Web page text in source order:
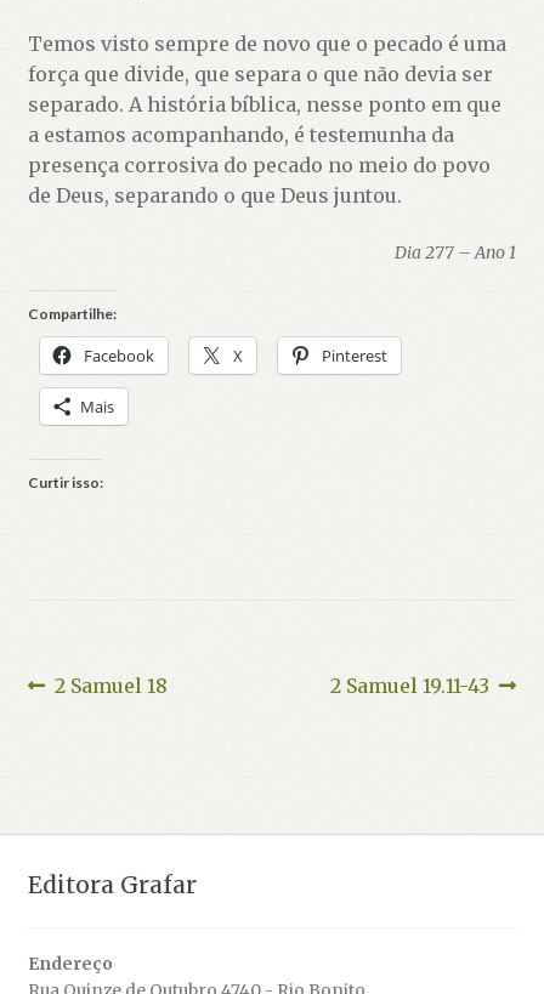
Temos visto sempre de novo que o pecado é uma
força que divide, que separa o que não devia ser
separado. A história bíblica, nesse ponto em que
a estamos acompanhando, é testemunha da
presença corrosiva do pecado no meio do povo
de Deus, separando o que Deus juntou.
Dia 277 – Ano 1
Compartilhe:
Facebook X Pinterest
Mais
Curtir isso:
Navegação
Post
2 Samuel 18
Próximo
2 Samuel 19.11-43
Editora Grafar
Endereço